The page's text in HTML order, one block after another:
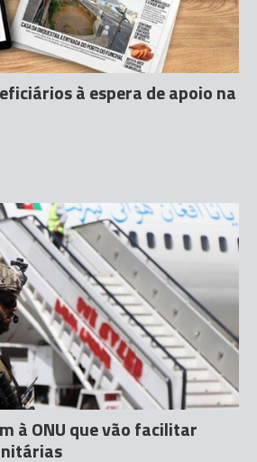
à espera de apoio na
à ONU que vão facilitar